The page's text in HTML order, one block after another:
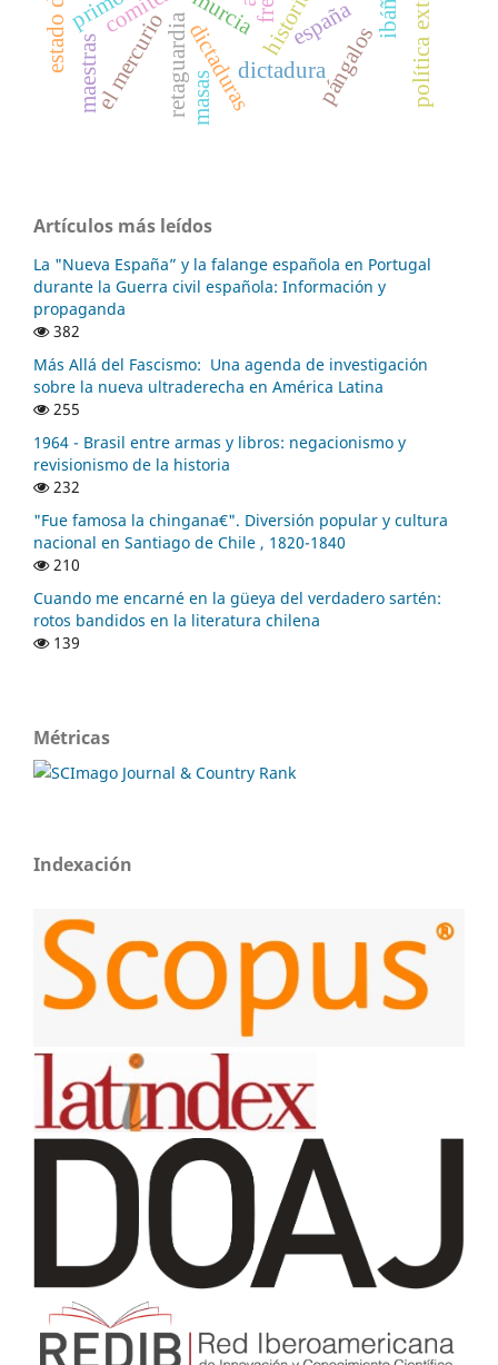
murcia
retaguardia dictadura
españa
dictaduras pángalos
masas
el mercurio
maestras
Artículos más leídos
La "Nueva España” y la falange española en Portugal
durante la Guerra civil española: Información y
propaganda
382
Más Allá del Fascismo: Una agenda de investigación
sobre la nueva ultraderecha en América Latina
255
1964 - Brasil entre armas y libros: negacionismo y
revisionismo de la historia
232
"Fue famosa la chingana€". Diversión popular y cultura
nacional en Santiago de Chile , 1820-1840
210
Cuando me encarné en la güeya del verdadero sartén:
rotos bandidos en la literatura chilena
139
Métricas
Indexación